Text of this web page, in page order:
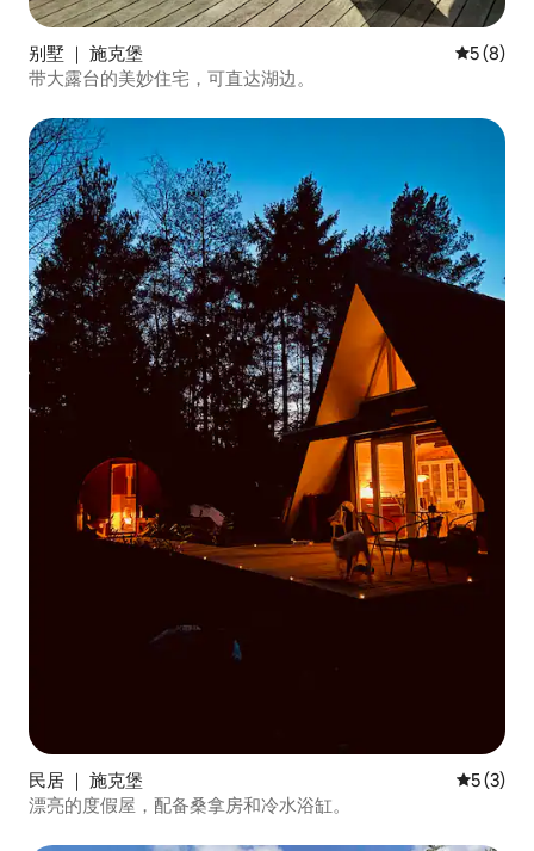
别墅 ｜ 施克堡 平均评分
5 (8)
带大露台的美妙住宅，可直达湖边。
民居 ｜ 施克堡 平均评分
5 (3)
漂亮的度假屋，配备桑拿房和冷水浴缸。